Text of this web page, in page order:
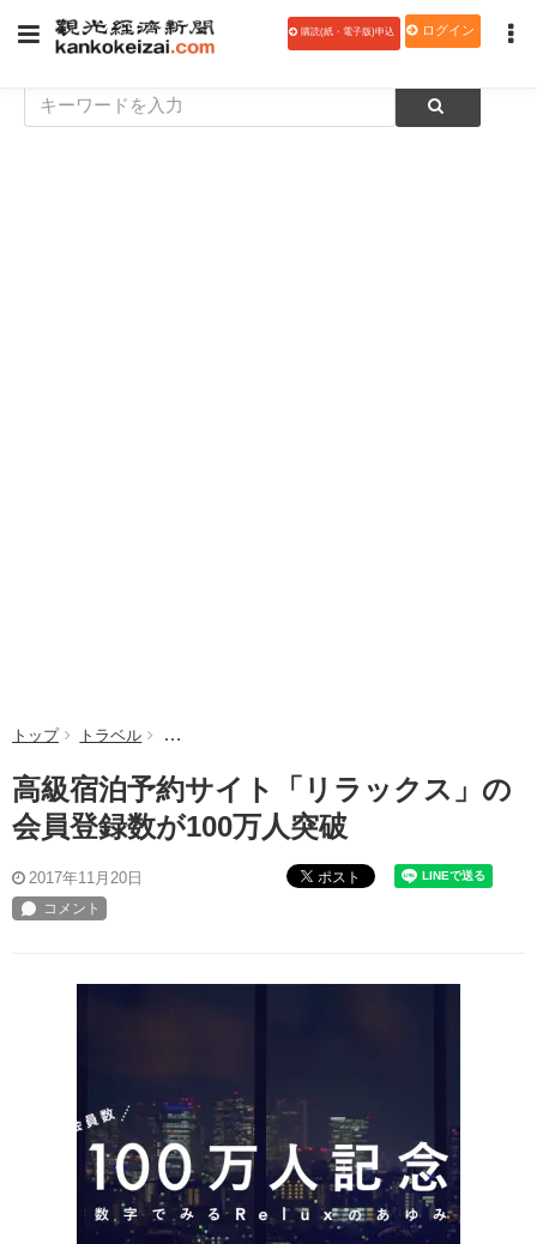
購読(紙・電子版)申込 ログイン
トップ トラベル 高級宿泊予約サイト「リラックス」の会員登録数が
高級宿泊予約サイト「リラックス」の
会員登録数が100万人突破
2017年11月20日 ポスト